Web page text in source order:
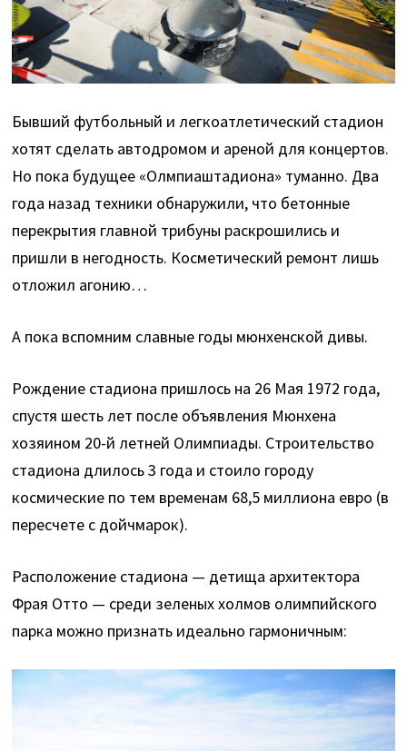
Бывший футбольный и легкоатлетический стадион
хотят сделать автодромом и ареной для концертов.
Но пока будущее «Олмпиаштадиона» туманно. Два
года назад техники обнаружили, что бетонные
перекрытия главной трибуны раскрошились и
пришли в негодность. Косметический ремонт лишь
отложил агонию…
А пока вспомним славные годы мюнхенской дивы.
Рождение стадиона пришлось на 26 Мая 1972 года,
спустя шесть лет после объявления Мюнхена
хозяином 20-й летней Олимпиады. Строительство
стадиона длилось 3 года и стоило городу
космические по тем временам 68,5 миллиона евро (в
пересчете с дойчмарок).
Расположение стадиона — детища архитектора
Фрая Отто — среди зеленых холмов олимпийского
парка можно признать идеально гармоничным: